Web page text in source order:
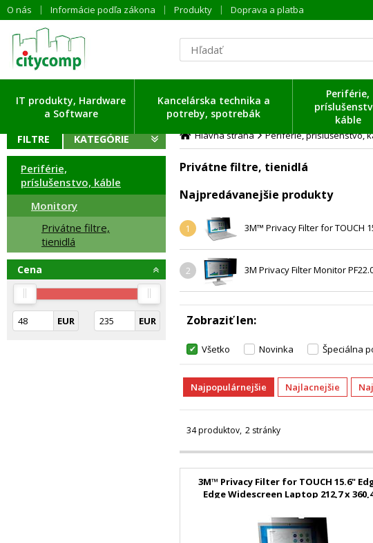
O nás Informácie podľa zákona Produkty Doprava a platba
IT produkty, Hardware
a Software
Kancelárska technika a
potreby, spotrebák
Periférie,
káble
FILTRE KATEGÓRIE
Periférie,
príslušenstvo, káble
Monitory
Privátne filtre,
tienidlá
Cena
EUR EUR
Hlavná strana Periférie, príslušenstvo,
Privátne filtre, tienidlá
Najpredávanejšie produkty
1 3M™ Privacy Filter for TOUCH
2 3M Privacy Filter Monitor
Zobraziť len
Všetko Novinka Špeciálna
Najpopulárnejšie Najlacnejšie
34 produktov 2 stránky
3M™ Privacy Filter for TOUCH 15.6"
Edge Widescreen Laptop 212,7 x
dáta ...